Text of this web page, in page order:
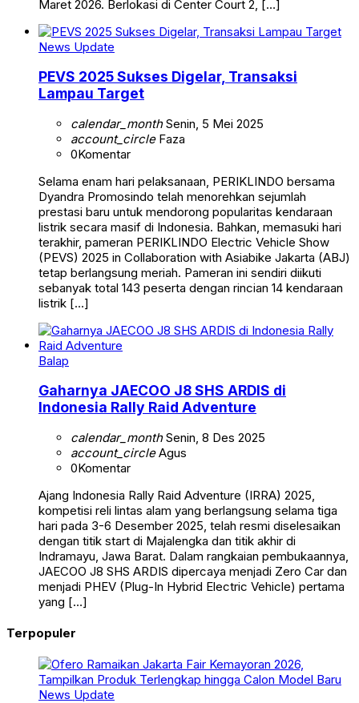
Maret 2026. Berlokasi di Center Court 2, […]
News Update
PEVS 2025 Sukses Digelar, Transaksi
Lampau Target
calendar_monthSenin, 5 Mei 2025
account_circleFaza
0Komentar
Selama enam hari pelaksanaan, PERIKLINDO bersama
Dyandra Promosindo telah menorehkan sejumlah
prestasi baru untuk mendorong popularitas kendaraan
listrik secara masif di Indonesia. Bahkan, memasuki hari
terakhir, pameran PERIKLINDO Electric Vehicle Show
(PEVS) 2025 in Collaboration with Asiabike Jakarta (ABJ)
tetap berlangsung meriah. Pameran ini sendiri diikuti
sebanyak total 143 peserta dengan rincian 14 kendaraan
listrik […]
Balap
Gaharnya JAECOO J8 SHS ARDIS di
Indonesia Rally Raid Adventure
calendar_monthSenin, 8 Des 2025
account_circleAgus
0Komentar
Ajang Indonesia Rally Raid Adventure (IRRA) 2025,
kompetisi reli lintas alam yang berlangsung selama tiga
hari pada 3-6 Desember 2025, telah resmi diselesaikan
dengan titik start di Majalengka dan titik akhir di
Indramayu, Jawa Barat. Dalam rangkaian pembukaannya,
JAECOO J8 SHS ARDIS dipercaya menjadi Zero Car dan
menjadi PHEV (Plug-In Hybrid Electric Vehicle) pertama
yang […]
Terpopuler
News Update